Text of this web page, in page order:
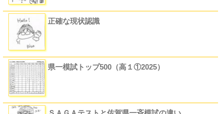
正確な現状認識
県一模試トップ500（高１①2025）